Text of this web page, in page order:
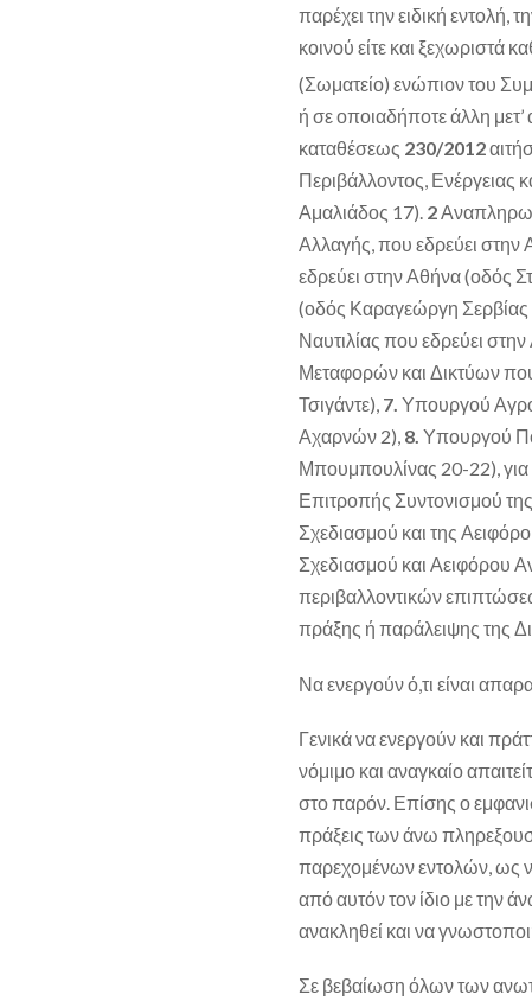
παρέχει την ειδική εντολή,
κοινού είτε και ξεχωριστά
(Σωματείο) ενώπιον του
ή σε οποιαδήποτε άλλη
καταθέσεως 230/2012
Περιβάλλοντος, Ενέργειας
Αμαλιάδος 17). 2
Αλλαγής, που εδρεύει
εδρεύει στην Αθήνα (οδός
(οδός Καραγεώργη Σερβίας
Ναυτιλίας που εδρεύει
Μεταφορών και Δικτύων
Τσιγάντε), 7. Υπουργού
Αχαρνών 2), 8. Υπουργού
Μπουμπουλίνας 20-22),
Επιτροπής Συντονισμού
Σχεδιασμού και της
Σχεδιασμού και Αειφόρου
περιβαλλοντικών
πράξης ή παράλειψης της
Να ενεργούν ό,τι είναι
Γενικά να ενεργούν και
νόμιμο και αναγκαίο
στο παρόν. Επίσης ο
πράξεις των άνω
παρεχομένων εντολών, ως
από αυτόν τον ίδιο με την
ανακληθεί και να
Σε βεβαίωση όλων των